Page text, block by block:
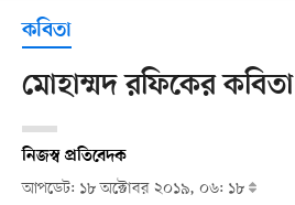
কবিতা
মোহাম্মদ রফিকের কবিতা
নিজস্ব প্রতিবেদক
আপডেট: ১৮ অক্টোবর ২০১৯, ০৬: ১৮